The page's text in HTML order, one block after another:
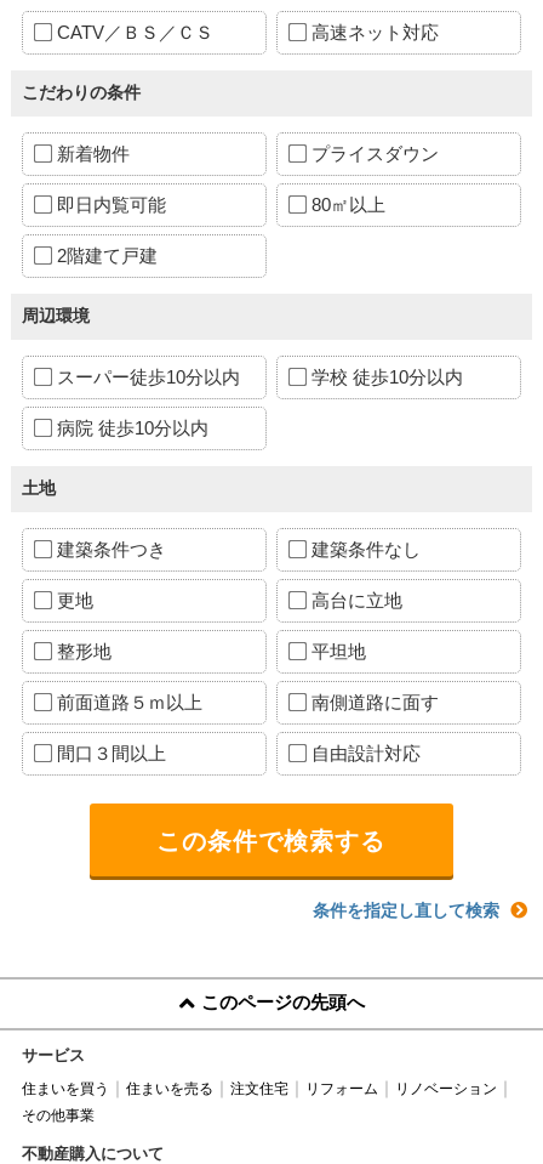
CATV／ＢＳ／ＣＳ 高速ネット対応
こだわりの条件
新着物件 プライスダウン
即日内覧可能 80㎡以上
2階建て戸建
周辺環境
スーパー徒歩10分以内 学校 徒歩10分以内
病院 徒歩10分以内
土地
建築条件つき 建築条件なし
更地 高台に立地
整形地 平坦地
前面道路５ｍ以上 南側道路に面す
間口３間以上 自由設計対応
条件を指定し直して検索
このページの先頭へ
サービス
住まいを買う 住まいを売る 注文住宅 リフォーム
リノベーション
その他事業
不動産購入について